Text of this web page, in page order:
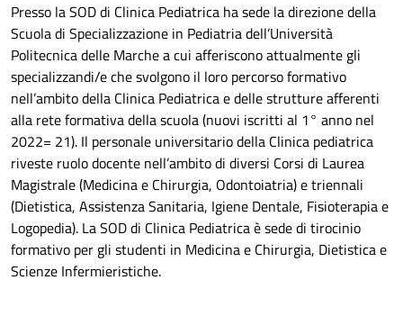
Presso la SOD di Clinica Pediatrica ha sede la direzione della
Scuola di Specializzazione in Pediatria dell’Università
Politecnica delle Marche a cui afferiscono attualmente gli
specializzandi/e che svolgono il loro percorso formativo
nell’ambito della Clinica Pediatrica e delle strutture afferenti
alla rete formativa della scuola (nuovi iscritti al 1° anno nel
2022= 21). Il personale universitario della Clinica pediatrica
riveste ruolo docente nell’ambito di diversi Corsi di Laurea
Magistrale (Medicina e Chirurgia, Odontoiatria) e triennali
(Dietistica, Assistenza Sanitaria, Igiene Dentale, Fisioterapia e
Logopedia). La SOD di Clinica Pediatrica è sede di tirocinio
formativo per gli studenti in Medicina e Chirurgia, Dietistica e
Scienze Infermieristiche.